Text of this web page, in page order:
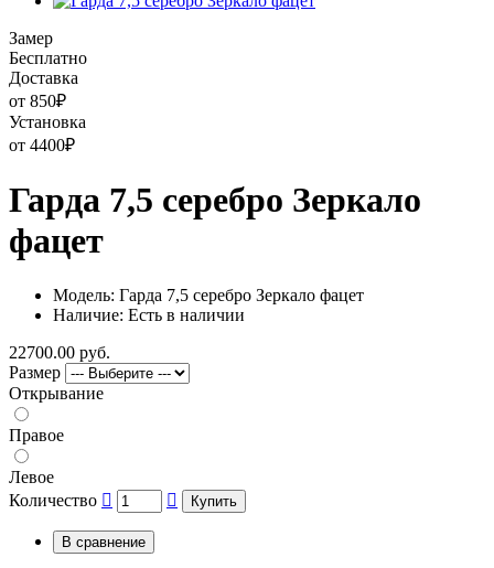
Замер
Бесплатно
Доставка
от 850₽
Установка
от 4400₽
Гарда 7,5 серебро Зеркало
фацет
Модель: Гарда 7,5 серебро Зеркало фацет
Наличие: Есть в наличии
22700.00 руб.
Размер
Открывание
Правое
Левое
Количество
Купить
В сравнение